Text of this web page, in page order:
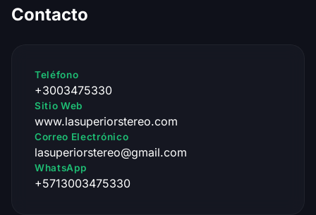
Contacto
Teléfono
+3003475330
Sitio Web
www.lasuperiorstereo.com
Correo Electrónico
lasuperiorstereo@gmail.com
WhatsApp
+5713003475330